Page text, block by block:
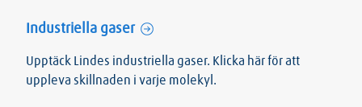
Industriella gaser
Upptäck Lindes industriella gaser. Klicka här för att
uppleva skillnaden i varje molekyl.